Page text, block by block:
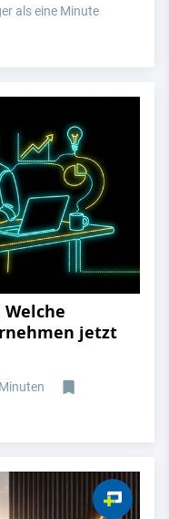
als eine Minute
Welche
jetzt